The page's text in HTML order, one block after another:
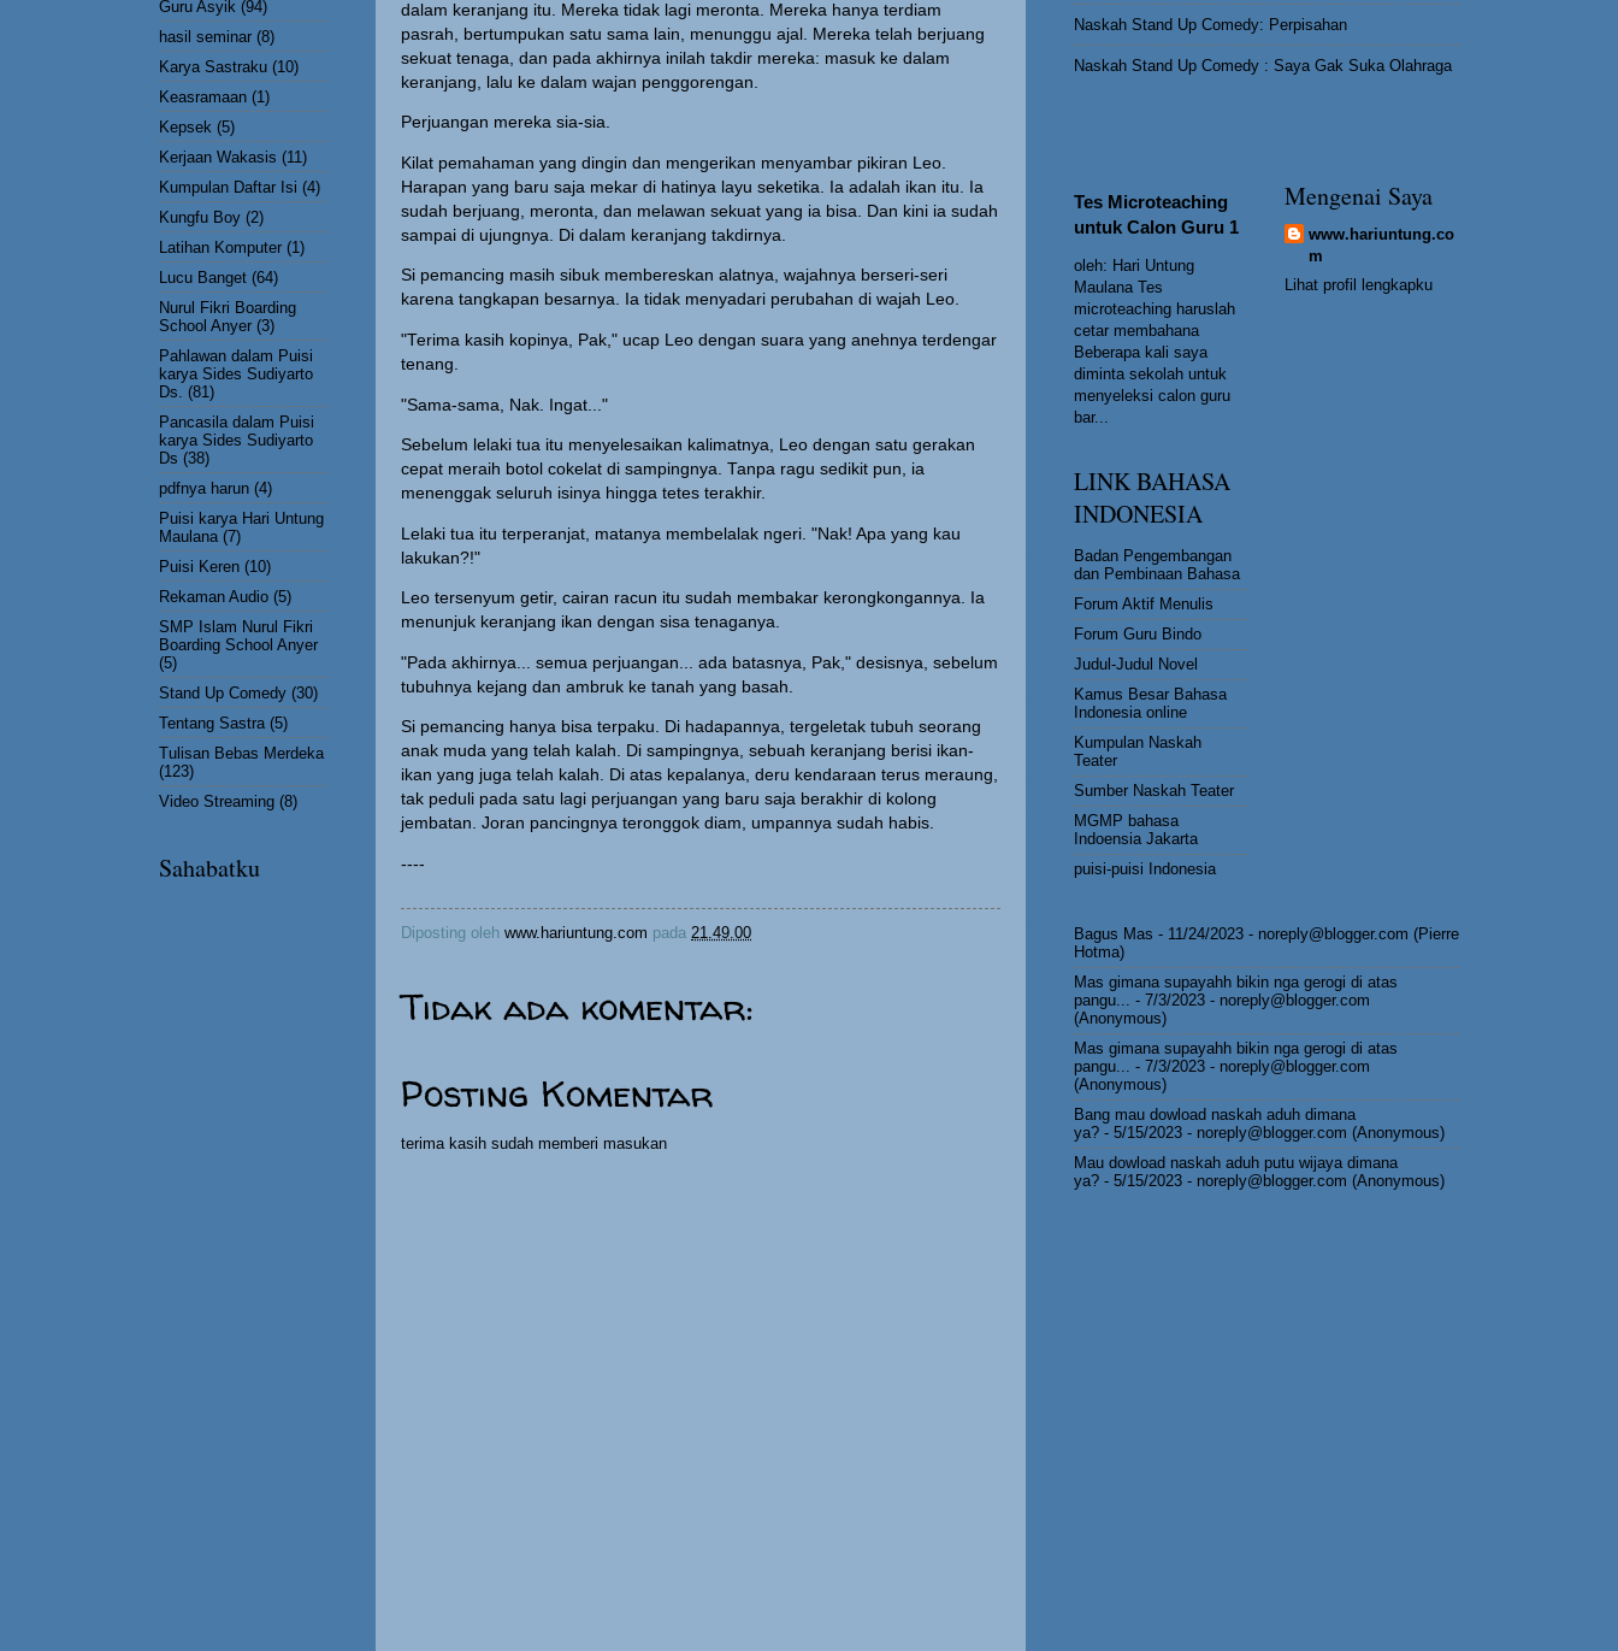
dalam keranjang itu. Mereka tidak lagi meronta. Mereka hanya terdiam
pasrah, bertumpukan satu sama lain, menunggu ajal. Mereka telah berjuang
sekuat tenaga, dan pada akhirnya inilah takdir mereka: masuk ke dalam
keranjang, lalu ke dalam wajan penggorengan.
Perjuangan mereka sia-sia.
Kilat pemahaman yang dingin dan mengerikan menyambar pikiran Leo.
Harapan yang baru saja mekar di hatinya layu seketika. Ia adalah ikan itu. Ia
sudah berjuang, meronta, dan melawan sekuat yang ia bisa. Dan kini ia sudah
sampai di ujungnya. Di dalam keranjang takdirnya.
Si pemancing masih sibuk membereskan alatnya, wajahnya berseri-seri
karena tangkapan besarnya. Ia tidak menyadari perubahan di wajah Leo.
"Terima kasih kopinya, Pak," ucap Leo dengan suara yang anehnya terdengar
tenang.
"Sama-sama, Nak. Ingat..."
Sebelum lelaki tua itu menyelesaikan kalimatnya, Leo dengan satu gerakan
cepat meraih botol cokelat di sampingnya. Tanpa ragu sedikit pun, ia
menenggak seluruh isinya hingga tetes terakhir.
Lelaki tua itu terperanjat, matanya membelalak ngeri. "Nak! Apa yang kau
lakukan?!"
Leo tersenyum getir, cairan racun itu sudah membakar kerongkongannya. Ia
menunjuk keranjang ikan dengan sisa tenaganya.
"Pada akhirnya... semua perjuangan... ada batasnya, Pak," desisnya, sebelum
tubuhnya kejang dan ambruk ke tanah yang basah.
Si pemancing hanya bisa terpaku. Di hadapannya, tergeletak tubuh seorang
anak muda yang telah kalah. Di sampingnya, sebuah keranjang berisi ikan-
ikan yang juga telah kalah. Di atas kepalanya, deru kendaraan terus meraung,
tak peduli pada satu lagi perjuangan yang baru saja berakhir di kolong
jembatan. Joran pancingnya teronggok diam, umpannya sudah habis.
----
Diposting oleh www.hariuntung.com pada 21.49.00
Tidak ada komentar:
Posting Komentar
terima kasih sudah memberi masukan
Guru Asyik (94)
hasil seminar (8)
Karya Sastraku (10)
Keasramaan (1)
Kepsek (5)
Kerjaan Wakasis (11)
Kumpulan Daftar Isi (4)
Kungfu Boy (2)
Latihan Komputer (1)
Lucu Banget (64)
Nurul Fikri Boarding
School Anyer (3)
Pahlawan dalam Puisi
karya Sides Sudiyarto
Ds. (81)
Pancasila dalam Puisi
karya Sides Sudiyarto
Ds (38)
pdfnya harun (4)
Puisi karya Hari Untung
Maulana (7)
Puisi Keren (10)
Rekaman Audio (5)
SMP Islam Nurul Fikri
Boarding School Anyer
(5)
Stand Up Comedy (30)
Tentang Sastra (5)
Tulisan Bebas Merdeka
(123)
Video Streaming (8)
Sahabatku
Naskah Stand Up Comedy: Perpisahan
Naskah Stand Up Comedy : Saya Gak Suka Olahraga
Tes Microteaching
untuk Calon Guru 1
oleh: Hari Untung
Maulana Tes
microteaching haruslah
cetar membahana
Beberapa kali saya
diminta sekolah untuk
menyeleksi calon guru
bar...
LINK BAHASA
INDONESIA
Badan Pengembangan
dan Pembinaan Bahasa
Forum Aktif Menulis
Forum Guru Bindo
Judul-Judul Novel
Kamus Besar Bahasa
Indonesia online
Kumpulan Naskah
Teater
Sumber Naskah Teater
MGMP bahasa
Indoensia Jakarta
puisi-puisi Indonesia
Mengenai Saya
www.hariuntung.co
m
Lihat profil lengkapku
Bagus Mas - 11/24/2023 - noreply@blogger.com (Pierre
Hotma)
Mas gimana supayahh bikin nga gerogi di atas
pangu... - 7/3/2023 - noreply@blogger.com
(Anonymous)
Mas gimana supayahh bikin nga gerogi di atas
pangu... - 7/3/2023 - noreply@blogger.com
(Anonymous)
Bang mau dowload naskah aduh dimana
ya? - 5/15/2023 - noreply@blogger.com (Anonymous)
Mau dowload naskah aduh putu wijaya dimana
ya? - 5/15/2023 - noreply@blogger.com (Anonymous)